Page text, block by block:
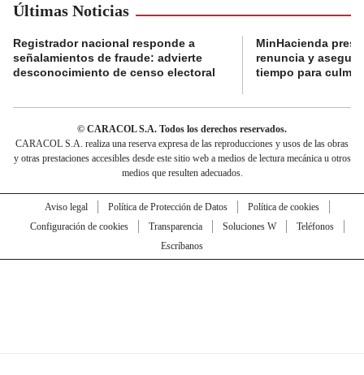
Últimas Noticias
Registrador nacional responde a
señalamientos de fraude: advierte
desconocimiento de censo electoral
MinHacienda
renuncia y
tiempo para
© CARACOL S.A. Todos los derechos reservados.
CARACOL S.A. realiza una reserva expresa de las reproducciones y usos de las obras
y otras prestaciones accesibles desde este sitio web a medios de lectura mecánica u otros
medios que resulten adecuados.
Aviso legal Política de Protección de Datos
Política de cookies
Configuración de cookies
Transparencia Soluciones W
Teléfonos
Escríbanos